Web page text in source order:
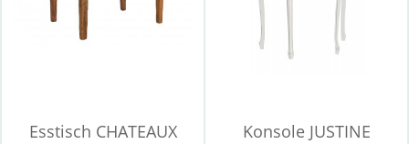
Esstisch CHATEAUX Konsole JUSTINE